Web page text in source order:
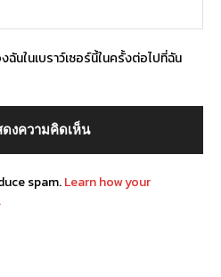
ฉันในเบราว์เซอร์นี้ในครั้งต่อไปที่ฉัน
spam.Learn how your